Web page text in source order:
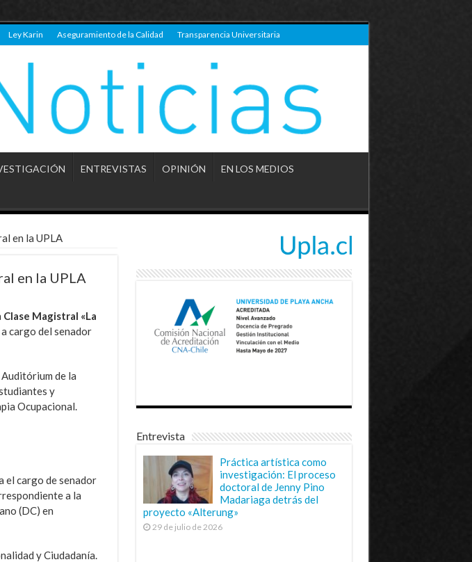
Ley Karin Aseguramiento de la Calidad Transparencia Universitaria
ENTREVISTAS OPINIÓN EN LOS MEDIOS
en la UPLA
en la UPLA
Clase Magistral «La
a cargo del senador
de la
y
Ocupacional.
el cargo de senador
a la
(DC) en
y Ciudadanía.
Entrevista
Práctica artística como
investigación: El proceso
doctoral de Jenny Pino
Madariaga detrás del
proyecto «Alterung»
29 de julio de 2026